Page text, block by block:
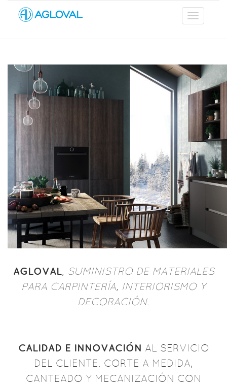
AGLOVAL, SUMINISTRO DE MATERIALES
PARA CARPINTERÍA, INTERIORISMO Y
DECORACIÓN.
CALIDAD E INNOVACIÓN AL SERVICIO
DEL CLIENTE. CORTE A MEDIDA,
CANTEADO Y MECANIZACIÓN CON